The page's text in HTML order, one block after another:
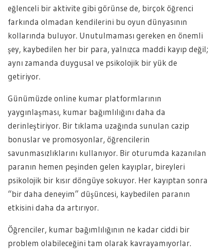
eğlenceli bir aktivite gibi görünse de, birçok öğrenci
farkında olmadan kendilerini bu oyun dünyasının
kollarında buluyor. Unutulmaması gereken en önemli
şey, kaybedilen her bir para, yalnızca maddi kayıp değil;
aynı zamanda duygusal ve psikolojik bir yük de
getiriyor.
Günümüzde online kumar platformlarının
yaygınlaşması, kumar bağımlılığını daha da
derinleştiriyor. Bir tıklama uzağında sunulan cazip
bonuslar ve promosyonlar, öğrencilerin
savunmasızlıklarını kullanıyor. Bir oturumda kazanılan
paranın hemen peşinden gelen kayıplar, bireyleri
psikolojik bir kısır döngüye sokuyor. Her kayıptan sonra
“bir daha deneyim” düşüncesi, kaybedilen paranın
etkisini daha da artırıyor.
Öğrenciler, kumar bağımlılığının ne kadar ciddi bir
problem olabileceğini tam olarak kavrayamıyorlar.